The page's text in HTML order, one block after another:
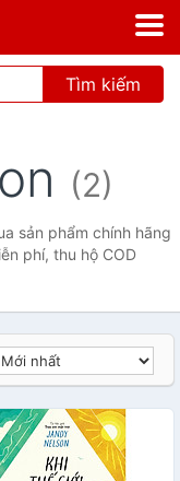
Tìm kiếm
(2)
sản phẩm chính hãng
phí, thu hộ COD